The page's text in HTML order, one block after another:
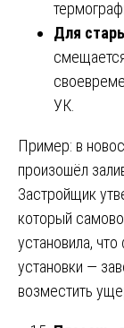
Для
УК.
Пример: в
произошёл
Застройщик
который
установила,
установки —
возместить